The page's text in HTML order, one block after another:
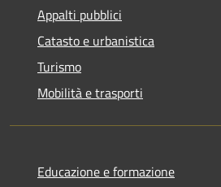
Appalti pubblici
Catasto e urbanistica
Turismo
Mobilità e trasporti
Educazione e formazione